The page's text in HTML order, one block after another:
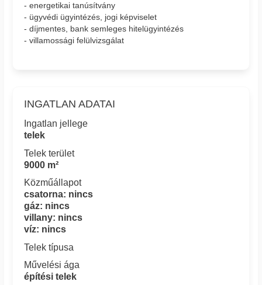
- energetikai tanúsítvány
- ügyvédi ügyintézés, jogi képviselet
- díjmentes, bank semleges hitelügyintézés
- villamossági felülvizsgálat
INGATLAN ADATAI
Ingatlan jellege
telek
Telek terület
9000 m²
Közműállapot
csatorna: nincs
gáz: nincs
villany: nincs
víz: nincs
Telek típusa
Művelési ága
építési telek